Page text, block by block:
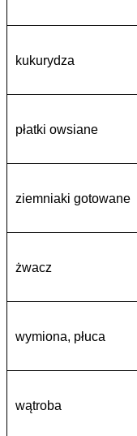
kukurydza
płatki owsiane
ziemniaki gotowane
żwacz
wymiona, płuca
wątroba